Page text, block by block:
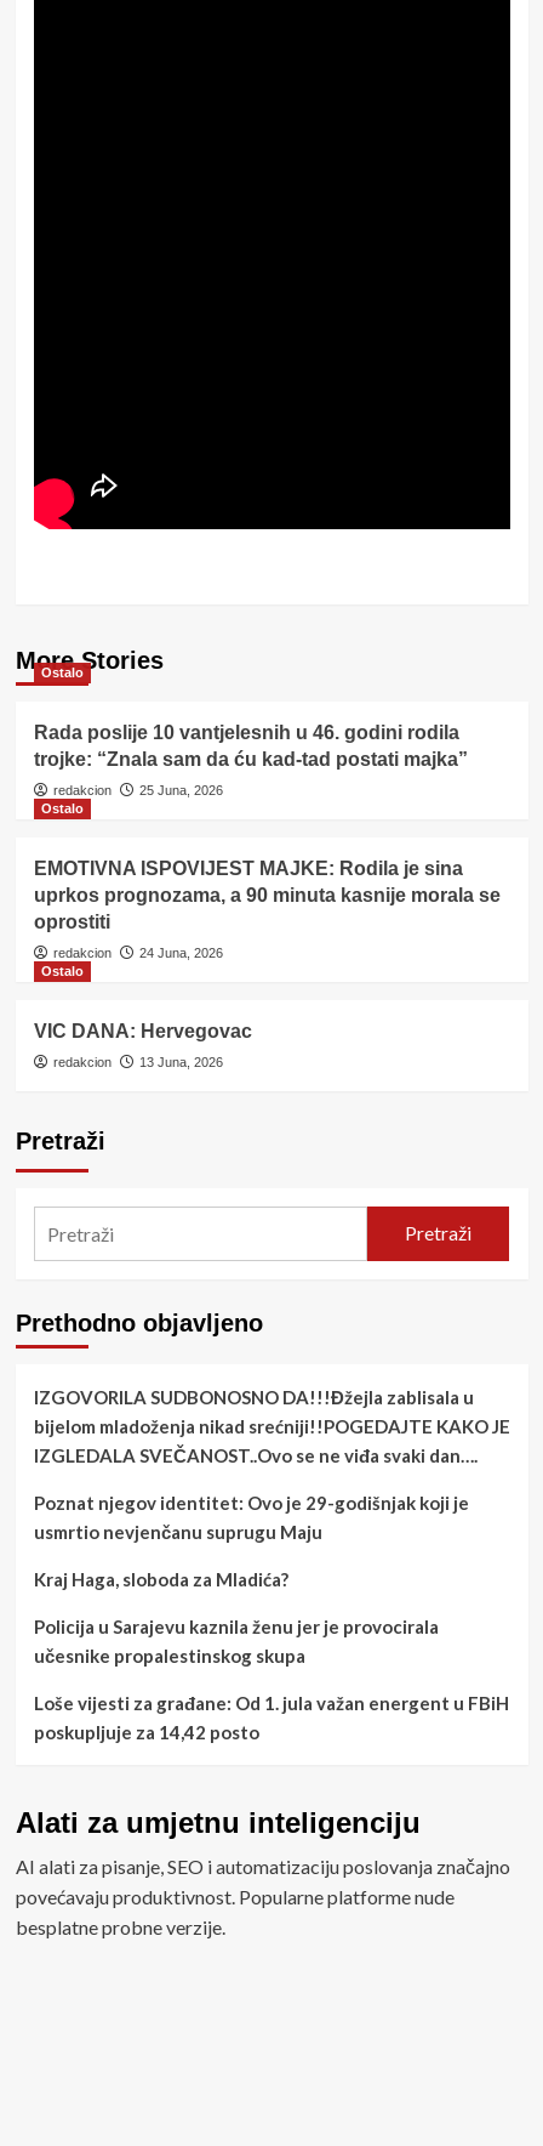
More Stories
Ostalo
Rada poslije 10 vantjelesnih u 46. godini rodila
trojke: “Znala sam da ću kad-tad postati majka”
redakcion
25 Juna, 2026
Ostalo
EMOTIVNA ISPOVIJEST MAJKE: Rodila je sina
uprkos prognozama, a 90 minuta kasnije morala se
oprostiti
redakcion
24 Juna, 2026
Ostalo
VIC DANA: Hervegovac
redakcion 13 Juna, 2026
Pretraži
Pretraži
Prethodno objavljeno
IZGOVORILA SUDBONOSNO DA!!!Đžejla zablisala u
bijelom mladoženja nikad srećniji!!POGEDAJTE KAKO JE
IZGLEDALA SVEČANOST..Ovo se ne viđa svaki dan….
Poznat njegov identitet: Ovo je 29-godišnjak koji je
usmrtio nevjenčanu suprugu Maju
Kraj Haga, sloboda za Mladića?
Policija u Sarajevu kaznila ženu jer je provocirala
učesnike propalestinskog skupa
Loše vijesti za građane: Od 1. jula važan energent u FBiH
poskupljuje za 14,42 posto
Alati za umjetnu inteligenciju
AI alati za pisanje, SEO i automatizaciju poslovanja značajno
povećavaju produktivnost. Popularne platforme nude
besplatne probne verzije.